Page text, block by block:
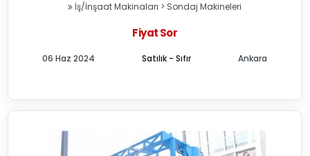
İş/İnşaat Makinaları > Sondaj Makineleri
Fiyat Sor
Satılık - Sıfır
06 Haz 2024 Ankara